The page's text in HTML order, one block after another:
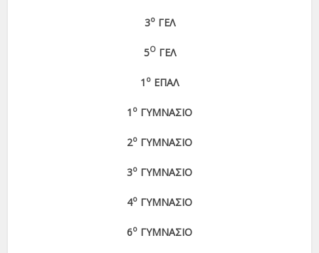
3οΓΕΛ
5ΟΓΕΛ
1 ο ΕΠΑΛ
1 ο ΓΥΜΝΑΣΙΟ
2ο ΓΥΜΝΑΣΙΟ
3ο ΓΥΜΝΑΣΙΟ
4ο ΓΥΜΝΑΣΙΟ
6ο ΓΥΜΝΑΣΙΟ